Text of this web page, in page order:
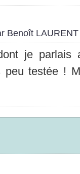
Benoît LAURENT
je parlais
peu testée !